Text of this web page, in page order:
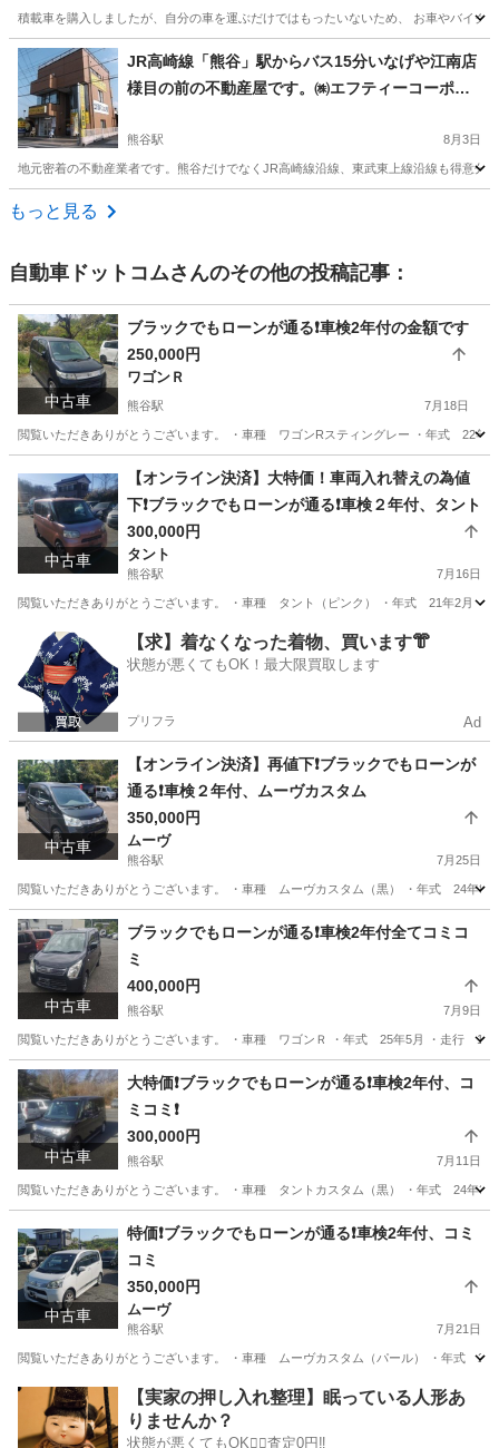
積載車を購入しましたが、自分の車を運ぶだけではもったいないため、 お車やバイ
埼玉 新座市 新座駅 その他 オークション
JR高崎線「熊谷」駅からバス15分いなげや江南店
様目の前の不動産屋です。㈱エフティーコーポレ
熊谷駅 8月3日
地元密着の不動産業者です。熊谷だけでなくJR高崎線沿線、東武東上線沿線も得意
埼玉 熊谷市
もっと見る
自動車ドットコムさんのその他の投稿記事：
中古車
ブラックでもローンが通る❗️車検2年付の金額です
250,000円
ワゴンＲ
熊谷駅 7月18日
閲覧いただきありがとうございます。 ・車種 ワゴンRスティングレー ・年式
熊谷駅 ワゴンＲ ドットコム
中古車
【オンライン決済】大特価！車両入れ替えの為値
下❗️ブラックでもローンが通る❗️車検２年付、タント
300,000円
タント
熊谷駅 7月16日
閲覧いただきありがとうございます。 ・車種 タント（ピンク） ・年式 21年2月
埼玉 熊谷市 熊谷駅 タント ドットコム
【求】着なくなった着物、買います👘
状態が悪くてもOK！最大限買取します
プリフラ Ad
中古車
【オンライン決済】再値下❗️ブラックでもローンが
通る❗️車検２年付、ムーヴカスタム
350,000円
ムーヴ
熊谷駅 7月25日
閲覧いただきありがとうございます。 ・車種 ムーヴカスタム（黒） ・年式
埼玉 熊谷市 熊谷駅 ムーヴ ドットコム
中古車
ブラックでもローンが通る❗️車検2年付全てコミコ
ミ
400,000円
熊谷駅 7月9日
閲覧いただきありがとうございます。 ・車種 ワゴンＲ ・年式 25年5月 ・
埼玉 熊谷市 熊谷駅 スズキ
中古車
大特価❗️ブラックでもローンが通る❗️車検2年付、コ
ミコミ❗️
300,000円
熊谷駅 7月11日
閲覧いただきありがとうございます。 ・車種 タントカスタム（黒） ・年式
熊谷駅 ダイハツ ドットコム
中古車
特価❗️ブラックでもローンが通る❗️車検2年付、コミ
コミ
350,000円
ムーヴ
熊谷駅 7月21日
閲覧いただきありがとうございます。 ・車種 ムーヴカスタム（パール） ・年
埼玉 熊谷市 熊谷駅 ムーヴ ドットコム
【実家の押し入れ整理】眠っている人形あ
りませんか？
状態が悪くてもOK🙆‍♀️査定0円‼️